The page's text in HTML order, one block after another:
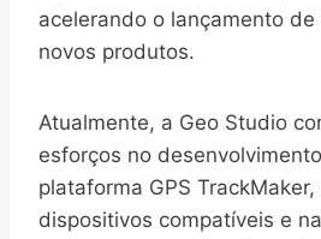
acelerando o lançamento
novos produtos.
Atualmente, a Geo Studio
esforços no
plataforma GPS
dispositivos compatíveis e